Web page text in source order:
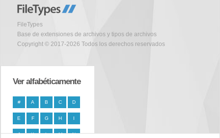
FileTypes
Base de extensiones de archivos y tipos de archivos
Copyright © 2017-2026 Todos los derechos reservados
Ver alfabéticamente
# A B C D
E F G H I
J K L M N